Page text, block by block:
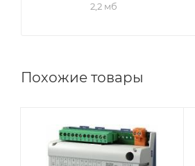
2,2 мб
Похожие товары
Линейка
продукции
Desigo